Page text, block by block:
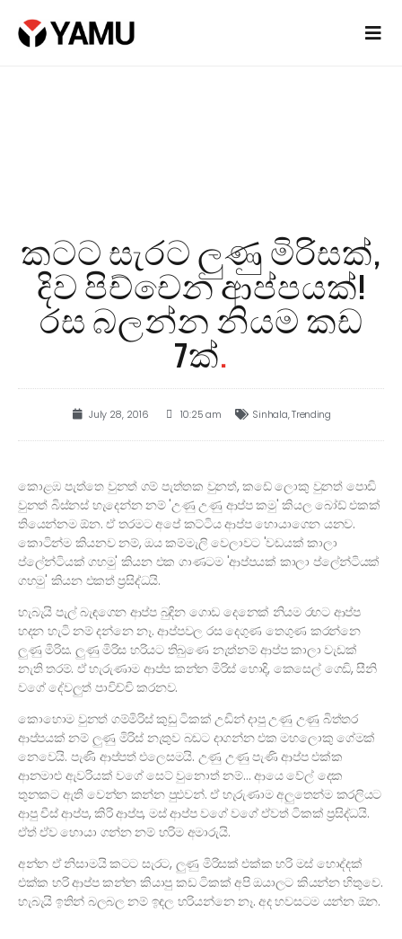
කටට සැරට ලුණු මිරිසක්,
දිව පිච්චෙන ආප්පයක්!
රස බලන්න නියම කඩ
7ක්.
July 28, 2016 10:25 am Sinhala,Trending
කොළඹ පැත්තෙ වුනත් ගම් පැත්තක වුනත්, කඩේ ලොකු වුනත් පොඩි
වුනත් බිස්නස් හැදෙන්න නම් 'උණු උණු ආප්ප කමු' කියල බෝඩ් එකක්
තියෙන්නම ඕන. ඒ තරමට අපේ කට්ටිය ආප්ප හොයාගෙන යනව.
කොටින්ම කියනව නම්, ඔය කම්මැලි වෙලාවට 'වඩයක් කාලා
ප්ලේන්ටියක් ගහමු' කියන එක ගාණටම 'ආප්පයක් කාලා ප්ලේන්ටියක්
ගහමු' කියන එකත් ප්‍රසිද්ධයි.
හැබැයි පැල් බැඳගෙන ආප්ප බුදින ගොඩ දෙනෙක් නියම රහට ආප්ප
හදන හැටි නම් දන්නෙ නෑ. ආප්පවල රස දෙගුණ තෙගුණ කරන්නෙ
ලුණු මිරිස. ලුණු මිරිස හරියට තිබුණෙ නැත්නම් ආප්ප කාලා වැඩක්
නැති තරම්. ඒ හැරුණාම ආප්ප කන්න මිරිස් හොදි, කෙසෙල් ගෙඩි, සීනි
වගේ දේවලුත් පාවිච්චි කරනව.
කොහොම වුනත් ගම්මිරිස් කුඩු ටිකක් උඩින් දාපු උණු උණු බිත්තර
ආප්පයක් නම් ලුණු මිරිස් නැතුව බඩට දාගන්න එක මහලොකු ගේමක්
නෙවෙයි. පැණි ආප්පත් එලෙසමයි. උණු උණු පැණි ආප්ප එක්ක
ආනමාළු ඇවරියක් වගේ සෙට් වුනොත් නම්… ආයෙ වේල් දෙක
තුනකට ඇති වෙන්න කන්න පුළුවන්. ඒ හැරුණාම අලුතෙන්ම කරලියට
ආපු චීස් ආප්ප, කිරි ආප්ප, මස් ආප්ප වගේ වගේ ඒවත් ටිකක් ප්‍රසිද්ධයි.
ඒත් ඒව හොයා ගන්න නම් හරිම අමාරුයි.
අන්න ඒ නිසාමයි කටට සැරට, ලුණු මිරිසක් එක්ක හරි මස් හොද්දක්
එක්ක හරි ආප්ප කන්න කියාපු කඩ ටිකක් අපි ඔයාලට කියන්න හිතුවෙ.
හැබැයි ඉතින් බලබල නම් ඉඳල හරියන්නෙ නෑ. අද හවසටම යන්න ඕන.